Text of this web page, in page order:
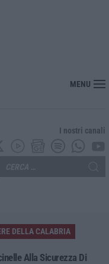
si trasforma in fiaba –
MENU
I nostri canali
DELLA CALABRIA
Alla Sicurezza Di